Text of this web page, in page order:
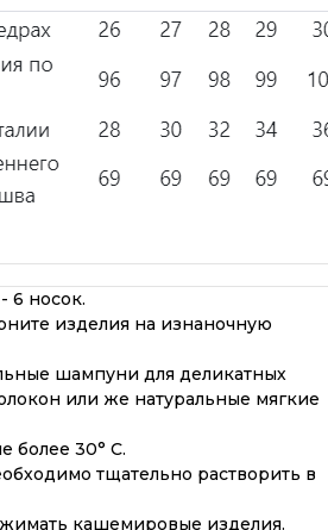
6 носок.
изделия на изнаночную
шампуни для деликатных
или же натуральные мягкие
более 30° С.
тщательно растворить в
кашемировые изделия.